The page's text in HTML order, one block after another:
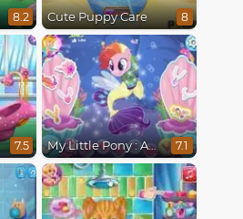
8.2 Cute Puppy Care 8
7.5 My Little Pony : Adventures in Aquastria 7.1